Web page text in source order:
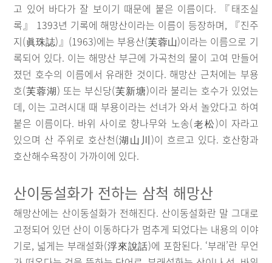
고 있어 바다가 잘 보이기 때문에 붙은 이름이다. 『태조실
록』 1393년 기록에 해망산이라는 이름이 등장하며, 『진주
지(眞珠誌)』(1963)에는 부용산(芙蓉山)이라는 이름으로 기
록되어 있다. 이는 해망산 부근에 가곡천의 물이 고여 만들어
졌던 호수의 이름에서 유래한 것이다. 해망산 근처에는 부용
호(芙蓉湖) 또는 부신당(芙新塘)이라 불리는 호수가 있었는
데, 이는 고려시대 때 부용이라는 선녀가 와서 놀았다고 하여
붙은 이름이다. 바위 사이로 향나무와 노송(老松)이 자라고
있으며 산 주위로 호산천(湖山川)이 흐르고 있다. 호산항과
호산해수욕장이 가까이에 있다.
산이동설화가 전하는 삼척 해망산
해망산에는 산이동설화가 전해진다. 산이동설화란 말 그대로
고정되어 있던 산이 이동하다가 멈추게 되었다는 내용의 이야
기로, 넓게는 부래설화(浮來說話)에 포함된다. ‘부래’란 무언